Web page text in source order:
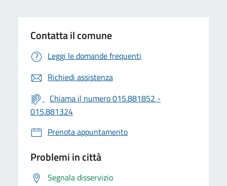
Contatta il comune
Leggi le domande frequenti
Richiedi assistenza
Chiama il numero 015.881852 -
015.881324
Prenota appuntamento
Problemi in città
Segnala disservizio